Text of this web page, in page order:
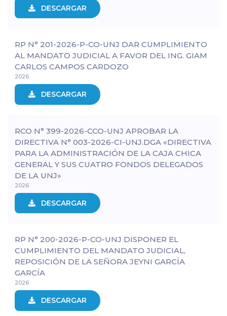
DESCARGAR
RP N° 201-2026-P-CO-UNJ DAR CUMPLIMIENTO
AL MANDATO JUDICIAL A FAVOR DEL ING. GIAM
CARLOS CAMPOS CARDOZO
2026
DESCARGAR
RCO N° 399-2026-CCO-UNJ APROBAR LA
DIRECTIVA N° 003-2026-CI-UNJ.DGA «DIRECTIVA
PARA LA ADMINISTRACIÓN DE LA CAJA CHICA
GENERAL Y SUS CUATRO FONDOS DELEGADOS
DE LA UNJ»
2026
DESCARGAR
RP N° 200-2026-P-CO-UNJ DISPONER EL
CUMPLIMIENTO DEL MANDATO JUDICIAL,
REPOSICIÓN DE LA SEÑORA JEYNI GARCÍA
GARCÍA
2026
DESCARGAR